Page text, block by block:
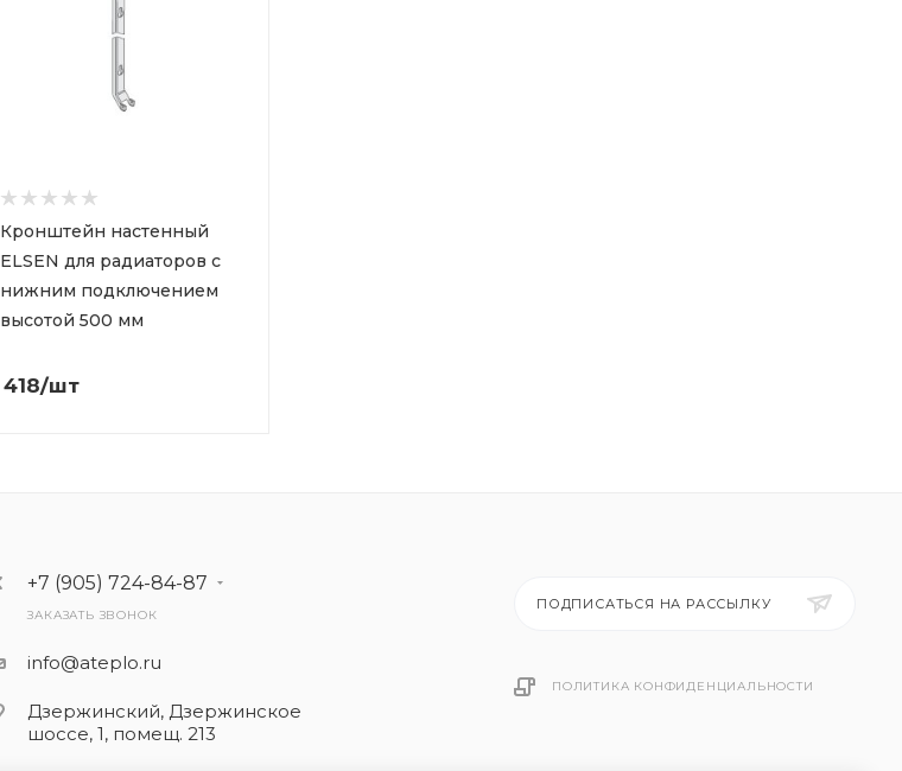
Кронштейн настенный
ELSEN для радиаторов с
нижним подключением
высотой 500 мм
418/шт
+7 (905) 724-84-87
ЗАКАЗАТЬ ЗВОНОК
info@ateplo.ru
Дзержинский, Дзержинское
шоссе, 1, помещ. 213
ПОДПИСАТЬСЯ НА РАССЫЛКУ
ПОЛИТИКА КОНФИДЕНЦИАЛЬНОСТИ